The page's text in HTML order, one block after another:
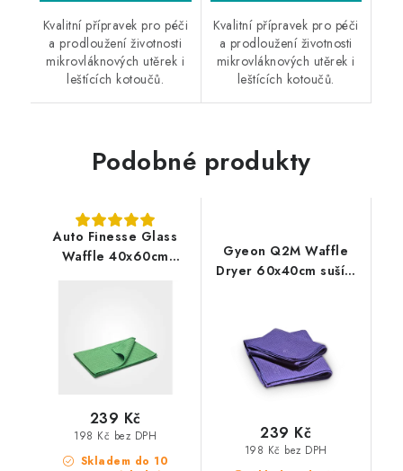
Kvalitní přípravek pro péči
a prodloužení životnosti
mikrovláknových utěrek i
leštících kotoučů.
Kvalitní přípravek pro péči
a prodloužení životnosti
mikrovláknových utěrek i
leštících kotoučů.
Podobné produkty
Auto Finesse Glass
Waffle 40x60cm
Skladem do 10
198 Kč bez DPH
239 Kč
Gyeon Q2M Waffle
Dryer 60x40cm sušící
198 Kč bez DPH
239 Kč